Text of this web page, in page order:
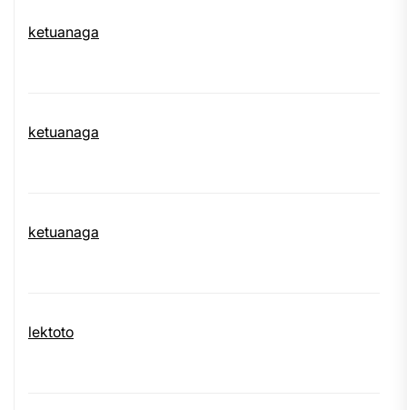
ketuanaga
ketuanaga
ketuanaga
lektoto